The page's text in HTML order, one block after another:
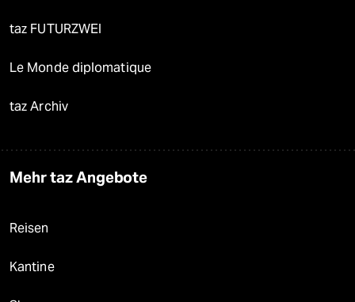
taz FUTURZWEI
Le Monde diplomatique
taz Archiv
Mehr taz Angebote
Reisen
Kantine